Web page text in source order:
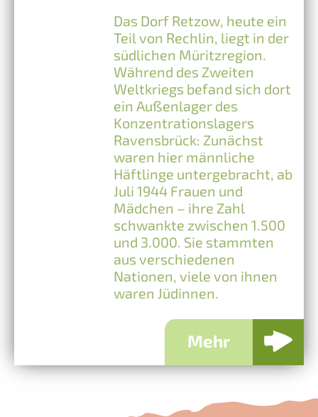
Das Dorf Retzow, heute ein
Teil von Rechlin, liegt in der
südlichen Müritzregion.
Während des Zweiten
Weltkriegs befand sich dort
ein Außenlager des
Konzentrationslagers
Ravensbrück: Zunächst
waren hier männliche
Häftlinge untergebracht, ab
Juli 1944 Frauen und
Mädchen – ihre Zahl
schwankte zwischen 1.500
und 3.000. Sie stammten
aus verschiedenen
Nationen, viele von ihnen
waren Jüdinnen.
Mehr